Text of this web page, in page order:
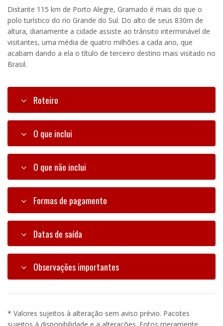
Distante 115 km de Porto Alegre, Gramado é mais do que o
polo turístico do rio Grande do Sul. Do alto de seus 830m de
altura, diariamente a cidade assiste ao trânsito interminável de
visitantes, uma média de quatro milhões a cada ano, que
acabam dando a ela o título de terceiro destino mais visitado no
Brasil.
Roteiro
O que inclui
O que não inclui
Formas de pagamento
Datas de saída
Observações importantes
* Valores sujeitos à alteração sem aviso prévio. Pacotes